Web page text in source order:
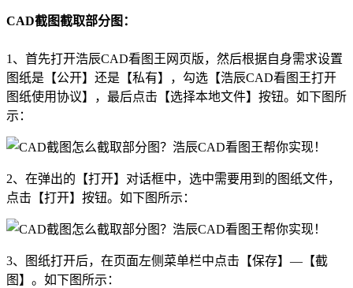
CAD截图截取部分图：
1、首先打开浩辰CAD看图王网页版，然后根据自身需求设置
图纸是【公开】还是【私有】，勾选【浩辰CAD看图王打开
图纸使用协议】，最后点击【选择本地文件】按钮。如下图所
示：
2、在弹出的【打开】对话框中，选中需要用到的图纸文件，
点击【打开】按钮。如下图所示：
3、图纸打开后，在页面左侧菜单栏中点击【保存】—【截
图】。如下图所示：